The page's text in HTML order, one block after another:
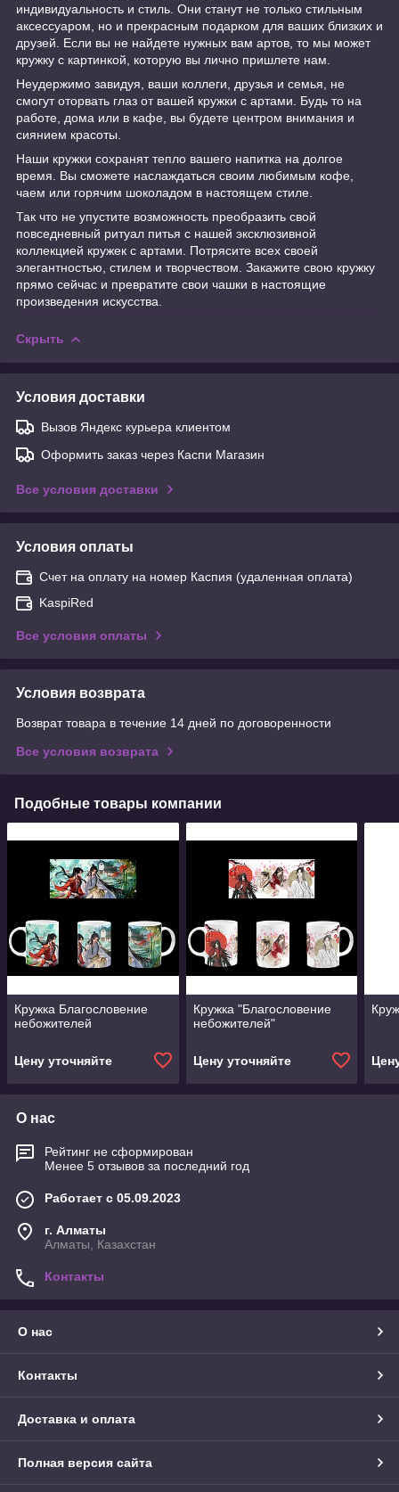
индивидуальность и стиль. Они станут не только стильным
аксессуаром, но и прекрасным подарком для ваших близких и
друзей. Если вы не найдете нужных вам артов, то мы может
кружку с картинкой, которую вы лично пришлете нам.
Неудержимо завидуя, ваши коллеги, друзья и семья, не
смогут оторвать глаз от вашей кружки с артами. Будь то на
работе, дома или в кафе, вы будете центром внимания и
сиянием красоты.
Наши кружки сохранят тепло вашего напитка на долгое
время. Вы сможете наслаждаться своим любимым кофе,
чаем или горячим шоколадом в настоящем стиле.
Так что не упустите возможность преобразить свой
повседневный ритуал питья с нашей эксклюзивной
коллекцией кружек с артами. Потрясите всех своей
элегантностью, стилем и творчеством. Закажите свою кружку
прямо сейчас и превратите свои чашки в настоящие
произведения искусства.
Скрыть
Условия доставки
Вызов Яндекс курьера клиентом
Оформить заказ через Каспи Магазин
Все условия доставки
Условия оплаты
Счет на оплату на номер Каспия (удаленная оплата)
KaspiRed
Все условия оплаты
Условия возврата
Возврат товара в течение 14 дней по договоренности
Все условия возврата
Подобные товары компании
Кружка Благословение
небожителей
Цену уточняйте
Кружка "Благословение
небожителей"
Цену уточняйте
О нас
Рейтинг не сформирован
Менее 5 отзывов за последний год
Работает с 05.09.2023
г. Алматы
Алматы, Казахстан
Контакты
О нас
Контакты
Доставка и оплата
Полная версия сайта